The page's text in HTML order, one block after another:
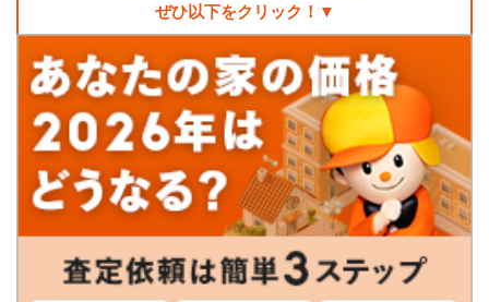
ぜひ以下をクリック！▼